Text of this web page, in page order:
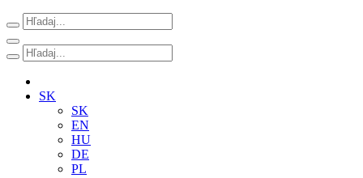
SK
SK
EN
HU
DE
PL